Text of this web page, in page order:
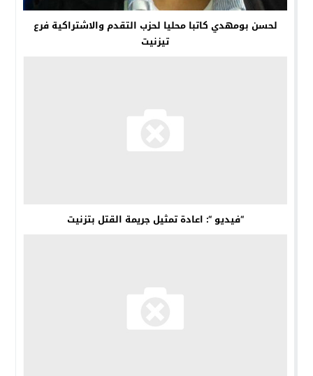
لحسن بومهدي كاتبا محليا لحزب التقدم والاشتراكية فرع
تيزنيت
“فيديو “: اعادة تمثيل جريمة القتل بتزنيت